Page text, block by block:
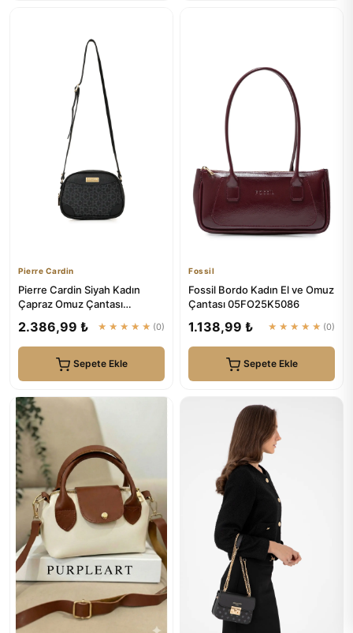
Pierre Cardin
Pierre Cardin Siyah Kadın
Çapraz Omuz Çantası
2.386,99 ₺ ★★★★★ (0)
Sepete Ekle
Fossil
Fossil Bordo Kadın El ve Omuz
Çantası 05FO25K5086
1.138,99 ₺ ★★★★★ (0)
Sepete Ekle